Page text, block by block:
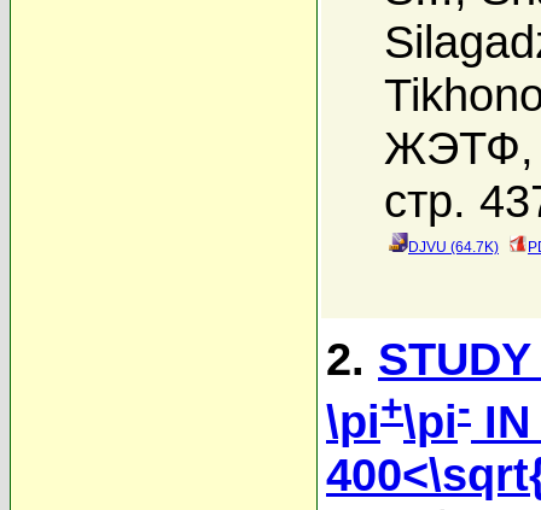
ЖЭТФ,
стр.
DJVU (64.7K)
2.
\pi+\pi-